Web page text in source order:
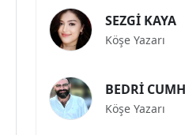
Köşe Yazarı
Köşe Yazarı